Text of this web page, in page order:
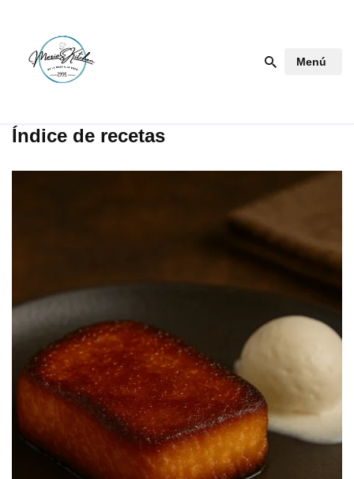
Saltar
contenido
Menú
Índice de recetas